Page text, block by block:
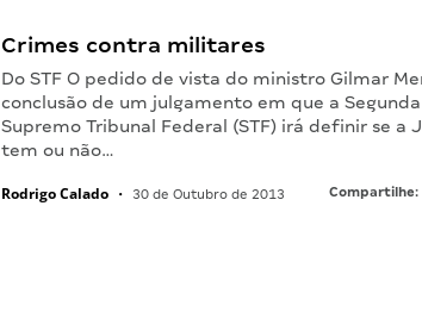
Crimes contra militares
Do STF O pedido de vista do ministro Gilmar
conclusão de um julgamento em que a
Supremo Tribunal Federal (STF) irá definir se a
tem ou não…
Rodrigo Calado • 30 de Outubro de 2013 Compartilhe: